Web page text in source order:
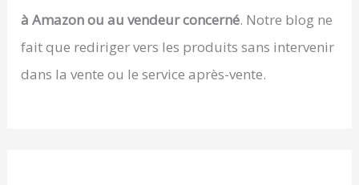
à Amazon ou au vendeur concerné. Notre blog ne
fait que rediriger vers les produits sans intervenir
dans la vente ou le service après-vente.